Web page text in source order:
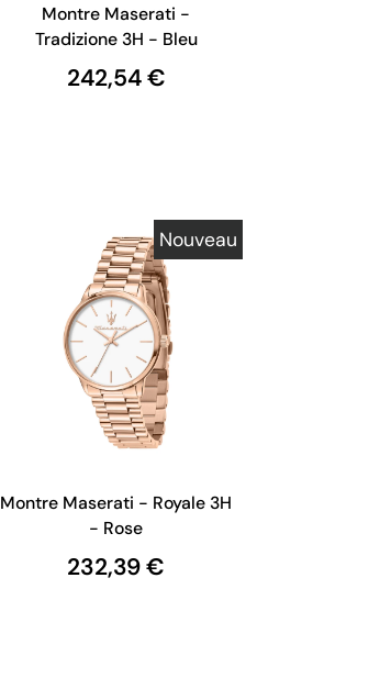
Montre Maserati -
Tradizione 3H - Bleu
242,54 €
Nouveau
Montre Maserati - Royale 3H
- Rose
232,39 €